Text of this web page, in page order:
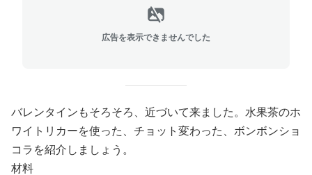
広告を表示できませんでした
バレンタインもそろそろ、近づいて来ました。水果茶のホ
ワイトリカーを使った、チョット変わった、ボンボンショ
コラを紹介しましょう。
材料